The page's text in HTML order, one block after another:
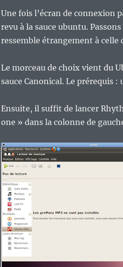
Une fois l’écran de connexion
revu à la sauce ubuntu.
ressemble étrangement à celle
Le morceau de choix vient du
sauce Canonical. Le prérequis
Ensuite, il suffit de lancer
one » dans la colonne de